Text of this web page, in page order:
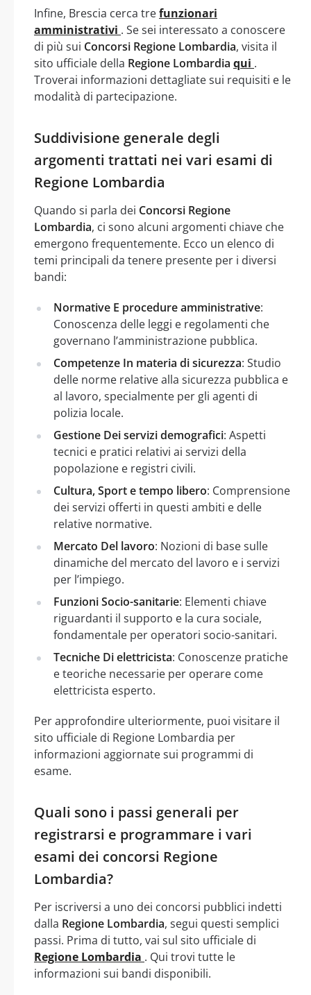
Infine, Brescia cerca trefunzionari
amministrativi . Se sei interessato a conoscere
di più sui Concorsi Regione Lombardia, visita il
sito ufficiale della Regione Lombardia qui .
Troverai informazioni dettagliate sui requisiti e le
modalità di partecipazione.
Suddivisione generale degli
argomenti trattati nei vari esami di
Regione Lombardia
Quando si parla dei Concorsi Regione
Lombardia, ci sono alcuni argomenti chiave che
emergono frequentemente. Ecco un elenco di
temi principali da tenere presente per i diversi
bandi:
Normative E procedure amministrative:
Conoscenza delle leggi e regolamenti che
governano l’amministrazione pubblica.
Competenze In materia di sicurezza: Studio
delle norme relative alla sicurezza pubblica e
al lavoro, specialmente per gli agenti di
polizia locale.
Gestione Dei servizi demografici: Aspetti
tecnici e pratici relativi ai servizi della
popolazione e registri civili.
Cultura, Sport e tempo libero: Comprensione
dei servizi offerti in questi ambiti e delle
relative normative.
Mercato Del lavoro: Nozioni di base sulle
dinamiche del mercato del lavoro e i servizi
per l’impiego.
Funzioni Socio-sanitarie: Elementi chiave
riguardanti il supporto e la cura sociale,
fondamentale per operatori socio-sanitari.
Tecniche Di elettricista: Conoscenze pratiche
e teoriche necessarie per operare come
elettricista esperto.
Per approfondire ulteriormente, puoi visitare il
sito ufficiale di Regione Lombardia per
informazioni aggiornate sui programmi di
esame.
Quali sono i passi generali per
registrarsi e programmare i vari
esami dei concorsi Regione
Lombardia?
Per iscriversi a uno dei concorsi pubblici indetti
dalla Regione Lombardia, segui questi semplici
passi. Prima di tutto, vai sul sito ufficiale di
Regione Lombardia . Qui trovi tutte le
informazioni sui bandi disponibili.